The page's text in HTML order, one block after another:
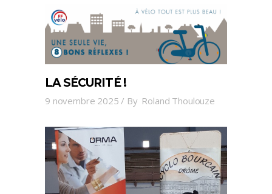
LA SÉCURITÉ !
9 novembre 2025 By Roland Thoulouze